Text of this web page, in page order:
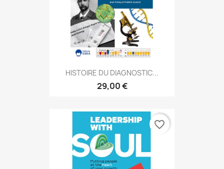
HISTOIRE DU DIAGNOSTIC...
29,00 €
favorite_border